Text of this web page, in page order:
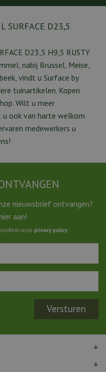
SURFACE D23,5
D23,5 H9,5 RUSTY
nabij Brussel, Meise,
vindt u Surface by
tuinartikelen. Kopen
Wilt u meer
ook van harte welkom
medewerkers u
nieuwsbrief ontvangen?
aan!
onze privacy policy.